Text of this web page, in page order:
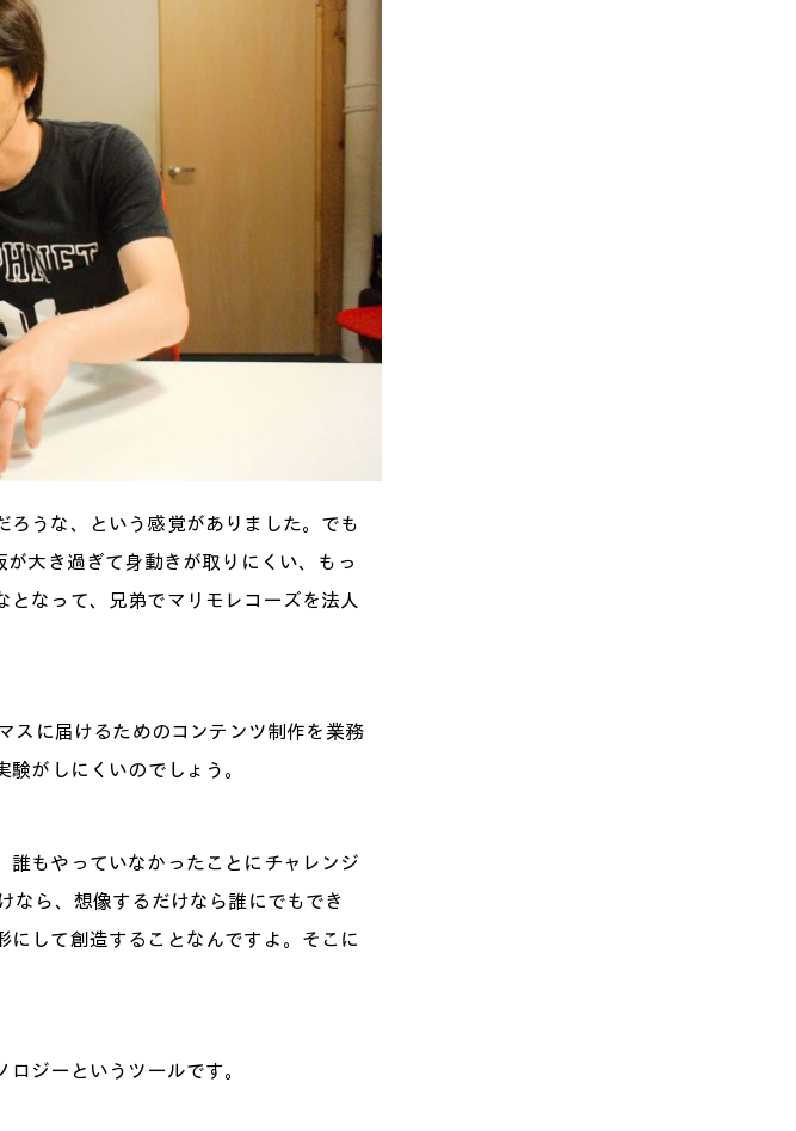
ろうな、という感覚がありました。でも
大き過ぎて身動きが取りにくい、もっ
となって、兄弟でマリモレコーズを法人
スに届けるためのコンテンツ制作を業務
がしにくいのでしょう。
誰もやっていなかったことにチャレンジ
なら、想像するだけなら誰にでもでき
して創造することなんですよ。そこに
ジーというツールです。